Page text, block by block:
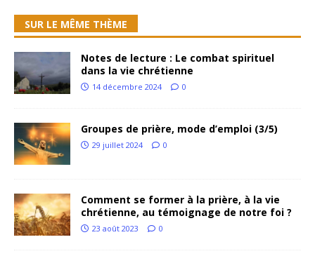
SUR LE MÊME THÈME
Notes de lecture : Le combat spirituel
dans la vie chrétienne
14 décembre 2024 0
Groupes de prière, mode d’emploi (3/5)
29 juillet 2024 0
Comment se former à la prière, à la vie
chrétienne, au témoignage de notre foi ?
23 août 2023 0